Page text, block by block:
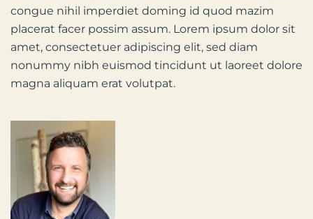
congue nihil imperdiet doming id quod mazim
placerat facer possim assum. Lorem ipsum dolor sit
amet, consectetuer adipiscing elit, sed diam
nonummy nibh euismod tincidunt ut laoreet dolore
magna aliquam erat volutpat.